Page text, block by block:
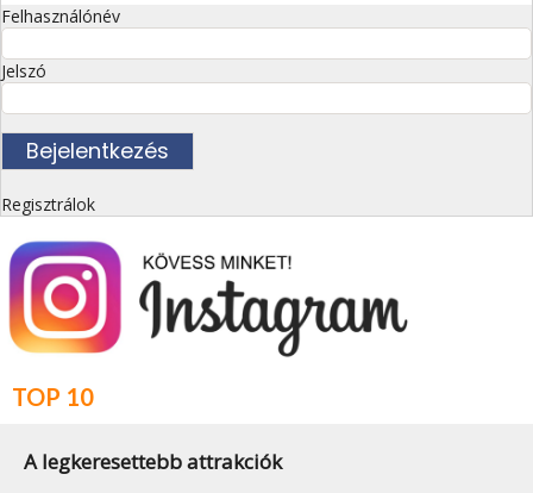
Felhasználónév
Jelszó
Regisztrálok
TOP 10
A legkeresettebb attrakciók